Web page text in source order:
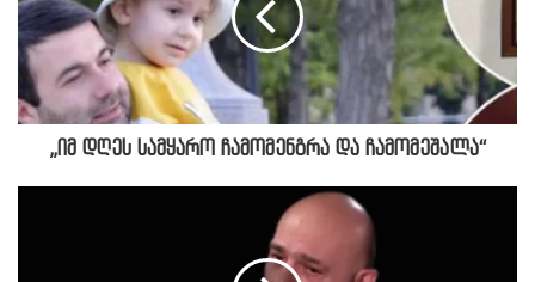
„იმ დღეს სამყარო ჩამომენგრა და ჩამომეშალა“